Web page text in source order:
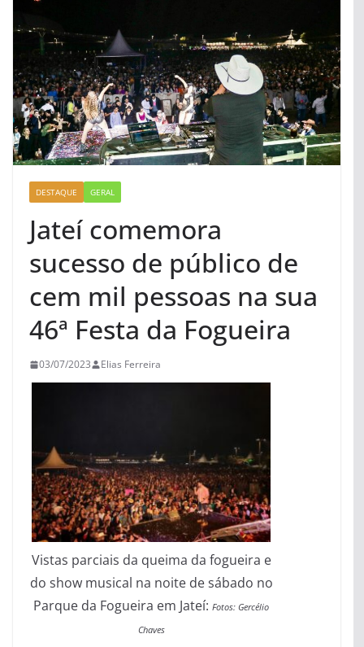
DESTAQUE GERAL
Jateí comemora
sucesso de público de
cem mil pessoas na sua
46ª Festa da Fogueira
03/07/2023 Elias Ferreira
Vistas parciais da queima da fogueira e
do show musical na noite de sábado no
Parque da Fogueira em Jateí: Fotos: Gercélio
Chaves